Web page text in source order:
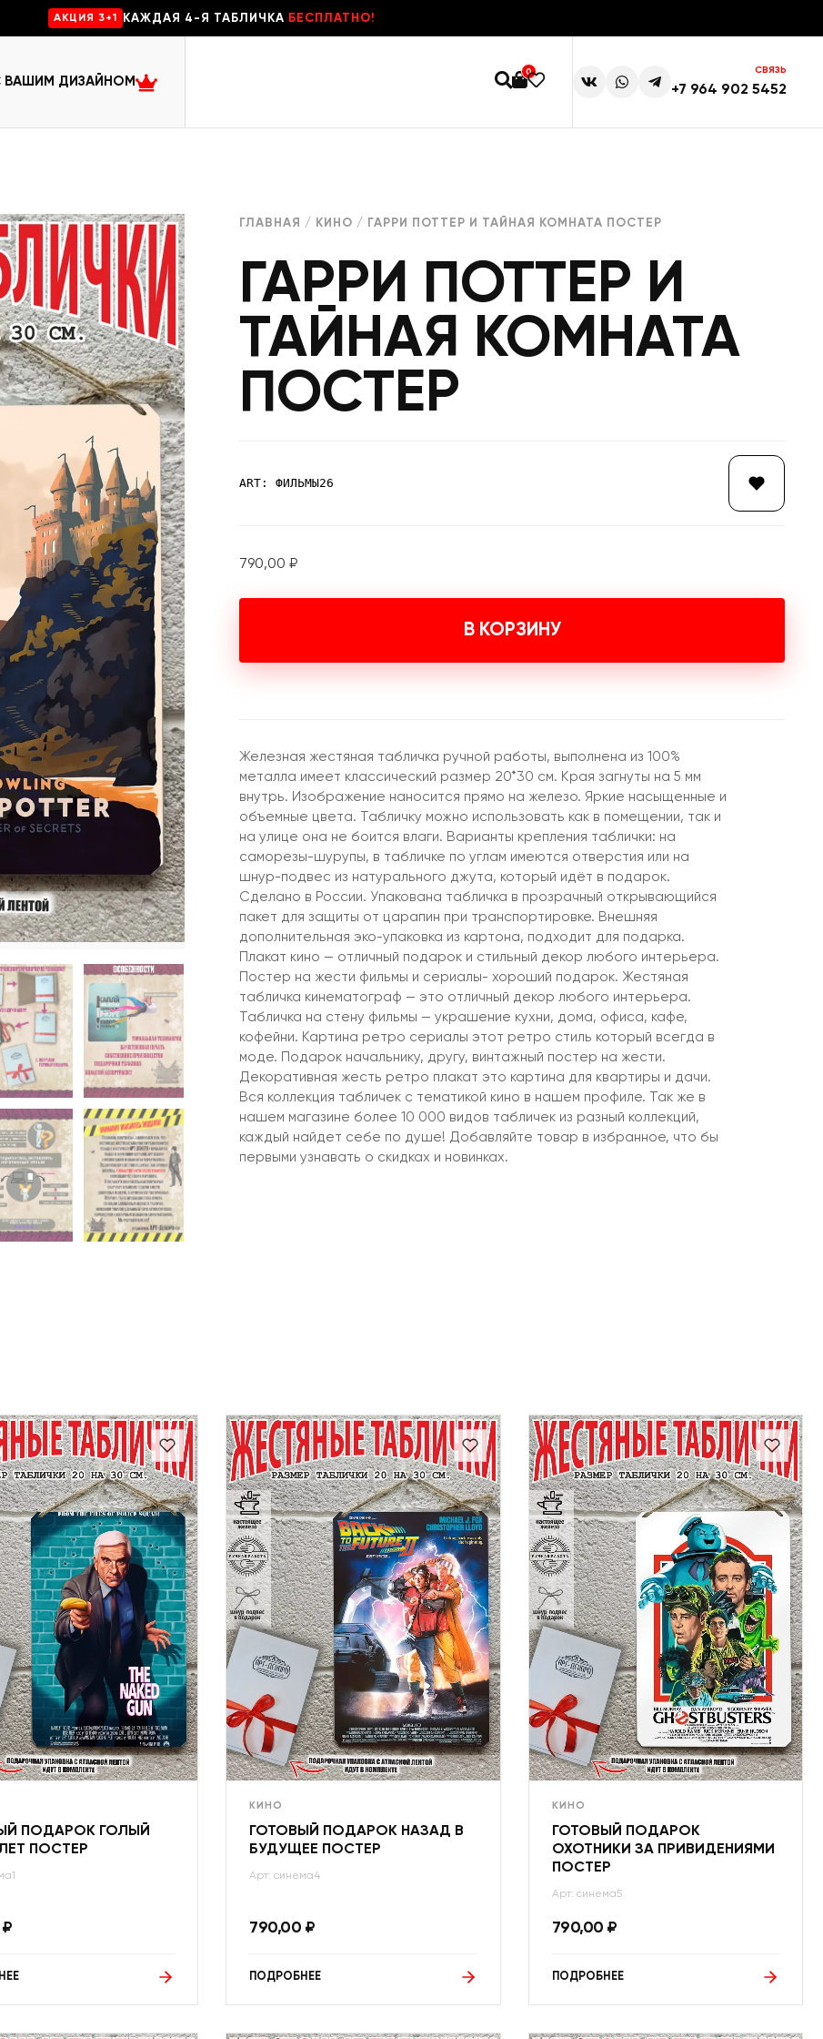
AKЦИЯ 3+1 КАЖДАЯ 4-Я ТАБЛИЧКА БЕСПЛАТНО!
ВАШИМ ДИЗАЙНОМ
0 СВЯЗЬ
+7 964 902 5452
ГЛАВНАЯ / КИНО / ГАРРИ ПОТТЕР И ТАЙНАЯ КОМНАТА ПОСТЕР
ГАРРИ ПОТТЕР И
ТАЙНАЯ КОМНАТА
ПОСТЕР
ART: ФИЛЬМЫ26
790,00 ₽
В КОРЗИНУ
Железная жестяная табличка ручной работы, выполнена из 100%
металла имеет классический размер 20*30 см. Края загнуты на 5 мм
внутрь. Изображение наносится прямо на железо. Яркие насыщенные и
объемные цвета. Табличку можно использовать как в помещении, так и
на улице она не боится влаги. Варианты крепления таблички: на
саморезы-шурупы, в табличке по углам имеются отверстия или на
шнур-подвес из натурального джута, который идёт в подарок.
Сделано в России. Упакована табличка в прозрачный открывающийся
пакет для защиты от царапин при транспортировке. Внешняя
дополнительная эко-упаковка из картона, подходит для подарка.
Плакат кино — отличный подарок и стильный декор любого интерьера.
Постер на жести фильмы и сериалы- хороший подарок. Жестяная
табличка кинематограф — это отличный декор любого интерьера.
Табличка на стену фильмы — украшение кухни, дома, офиса, кафе,
кофейни. Картина ретро сериалы этот ретро стиль который всегда в
моде. Подарок начальнику, другу, винтажный постер на жести.
Декоративная жесть ретро плакат это картина для квартиры и дачи.
Вся коллекция табличек с тематикой кино в нашем профиле. Так же в
нашем магазине более 10 000 видов табличек из разный коллекций,
каждый найдет себе по душе! Добавляйте товар в избранное, что бы
первыми узнавать о скидках и новинках.
ПОДАРОК ГОЛЫЙ
ПОСТЕР
₽
КИНО
ГОТОВЫЙ ПОДАРОК НАЗАД В
БУДУЩЕЕ ПОСТЕР
Арт: синема4
790,00 ₽
ПОДРОБНЕЕ
КИНО
ГОТОВЫЙ ПОДАРОК
ОХОТНИКИ ЗА ПРИВИДЕНИЯМИ
ПОСТЕР
Арт: синема5
790,00 ₽
ПОДРОБНЕЕ